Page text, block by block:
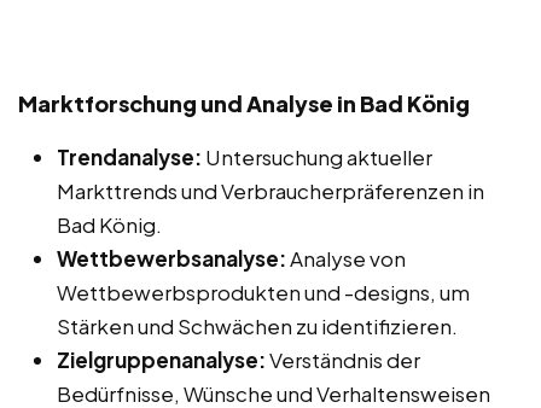
Marktforschung und Analyse in Bad König
Trendanalyse: Untersuchung aktueller
Markttrends und Verbraucherpräferenzen in
Bad König.
Wettbewerbsanalyse:Analyse von
Wettbewerbsprodukten und -designs, um
Stärken und Schwächen zu identifizieren.
Zielgruppenanalyse:Verständnis der
Bedürfnisse, Wünsche und Verhaltensweisen